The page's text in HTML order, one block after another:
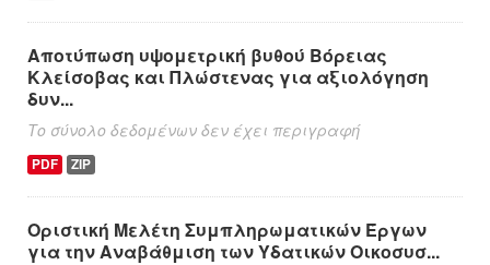
Αποτύπωση υψομετρική βυθού Βόρειας
Κλείσοβας και Πλώστενας για αξιολόγηση
δυν...
Το σύνολο δεδομένων δεν έχει περιγραφή
PDF ZIP
Οριστική Μελέτη Συμπληρωματικών Έργων
για την Αναβάθμιση των Υδατικών Οικοσυσ...